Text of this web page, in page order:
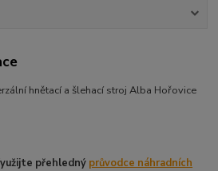
hnětací a šlehací stroj Alba Hořovice
přehledný průvodce náhradních